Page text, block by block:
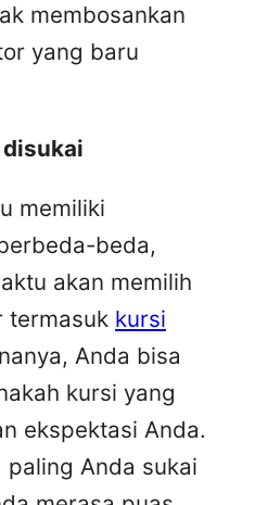
membosankan
yang baru
memiliki
beda,
akan memilih
termasuk kursi
Anda bisa
kursi yang
ekspektasi Anda.
paling Anda sukai